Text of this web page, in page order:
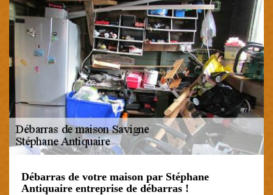
Débarras de votre maison par Stéphane
Antiquaire entreprise de débarras !